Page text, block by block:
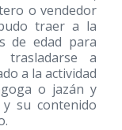
o vendedor
traer a la
de edad para
trasladarse a
a la actividad
o jazán y
su contenido